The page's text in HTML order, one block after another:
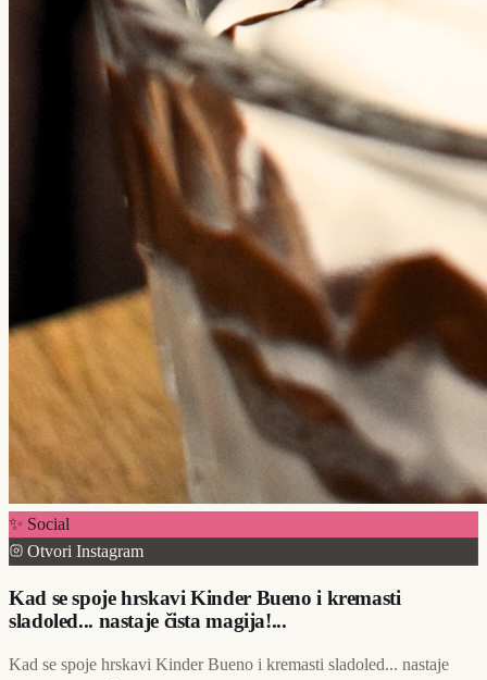
✨ Social
Otvori Instagram
Kad se spoje hrskavi Kinder Bueno i kremasti
sladoled... nastaje čista magija!...
Kad se spoje hrskavi Kinder Bueno i kremasti sladoled... nastaje